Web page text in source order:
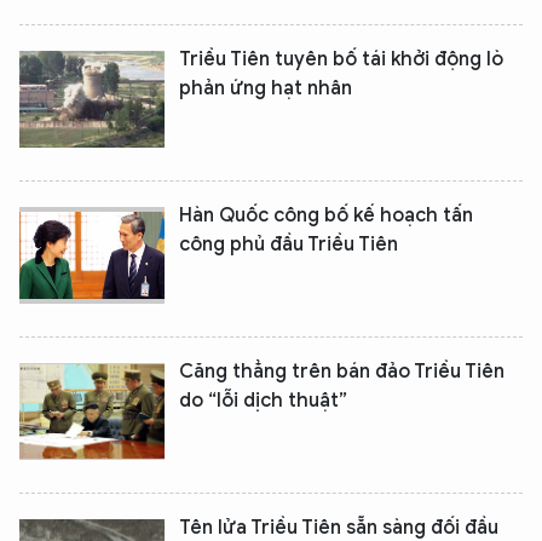
Triều Tiên tuyên bố tái khởi động lò
phản ứng hạt nhân
Hàn Quốc công bố kế hoạch tấn
công phủ đầu Triều Tiên
Căng thẳng trên bán đảo Triều Tiên
do “lỗi dịch thuật”
Tên lửa Triều Tiên sẵn sàng đối đầu